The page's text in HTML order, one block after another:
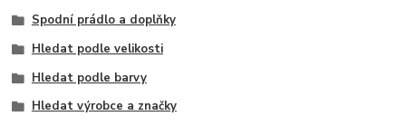
Spodní prádlo a doplňky
Hledat podle velikosti
Hledat podle barvy
Hledat výrobce a značky